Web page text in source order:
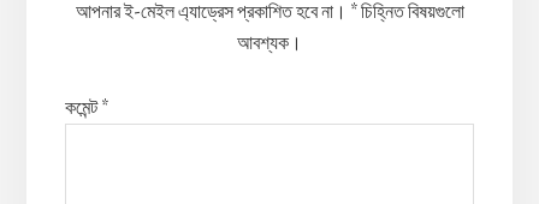
আপনার ই-মেইল এ্যাড্রেস প্রকাশিত হবে না। *চিহ্নিত বিষয়গুলো
আবশ্যক।
কমেন্ট*